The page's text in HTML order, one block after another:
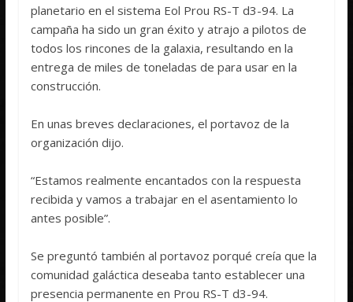
planetario en el sistema Eol Prou RS-T d3-94. La
campaña ha sido un gran éxito y atrajo a pilotos de
todos los rincones de la galaxia, resultando en la
entrega de miles de toneladas depara usar en la
construcción.
En unas breves declaraciones, el portavoz de la
organización dijo.
“Estamos realmente encantados con la respuesta
recibida y vamos a trabajar en el asentamiento lo
antes posible”.
Se preguntó también al portavoz porqué creía que la
comunidad galáctica deseaba tanto establecer una
presencia permanente en Prou RS-T d3-94.